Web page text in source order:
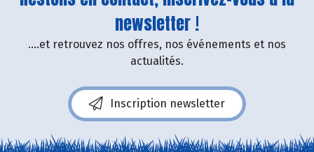
newsletter !
....et retrouvez nos offres, nos événements et nos
actualités.
Inscription newsletter